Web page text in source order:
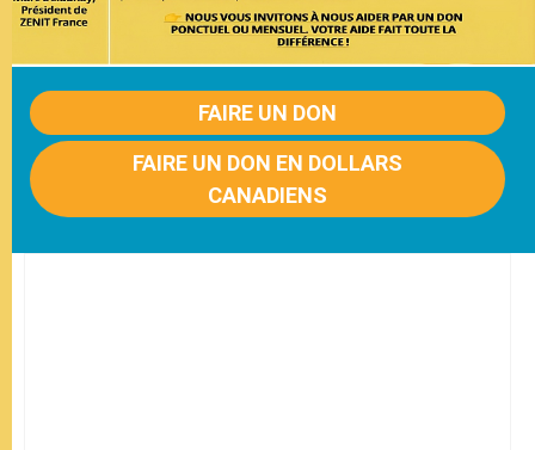
FAIRE UN DON
FAIRE UN DON EN DOLLARS
CANADIENS